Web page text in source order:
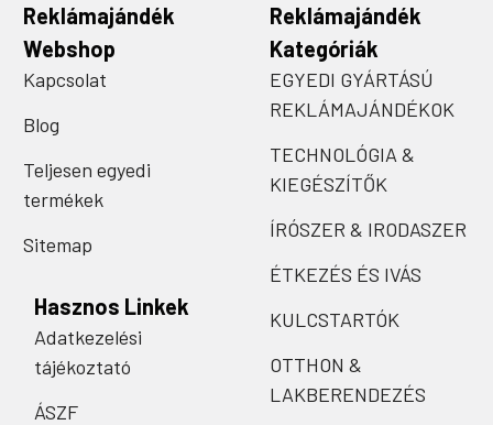
Reklámajándék
Webshop
Kapcsolat
Blog
Teljesen egyedi
termékek
Sitemap
Hasznos Linkek
Adatkezelési
tájékoztató
ÁSZF
Reklámajándék
Kategóriák
EGYEDI GYÁRTÁSÚ
REKLÁMAJÁNDÉKOK
TECHNOLÓGIA &
KIEGÉSZÍTŐK
ÍRÓSZER & IRODASZER
ÉTKEZÉS ÉS IVÁS
KULCSTARTÓK
OTTHON &
LAKBERENDEZÉS